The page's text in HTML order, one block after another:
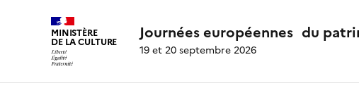
MINISTÈRE
DE LA CULTURE Journées européennes du
19 et 20 septembre 2026